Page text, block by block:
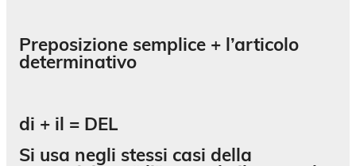
Preposizione semplice + l’articolo
determinativo
di + il = DEL
Si usa negli stessi casi della